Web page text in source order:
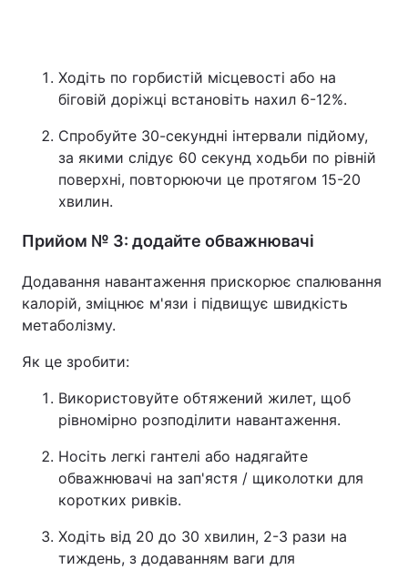
Ходіть по горбистій місцевості або на
біговій доріжці встановіть нахил 6-12%.
Спробуйте 30-секундні інтервали підйому,
за якими слідує 60 секунд ходьби по рівній
поверхні, повторюючи це протягом 15-20
хвилин.
Прийом № 3: додайте обважнювачі
Додавання навантаження прискорює спалювання
калорій, зміцнює м'язи і підвищує швидкість
метаболізму.
Як це зробити:
Використовуйте обтяжений жилет, щоб
рівномірно розподілити навантаження.
Носіть легкі гантелі або надягайте
обважнювачі на зап'ястя / щиколотки для
коротких ривків.
Ходіть від 20 до 30 хвилин, 2-3 рази на
тиждень, з додаванням ваги для